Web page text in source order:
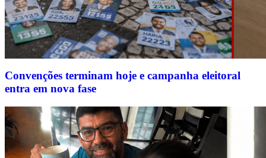
Convenções terminam hoje e campanha eleitoral
entra em nova fase